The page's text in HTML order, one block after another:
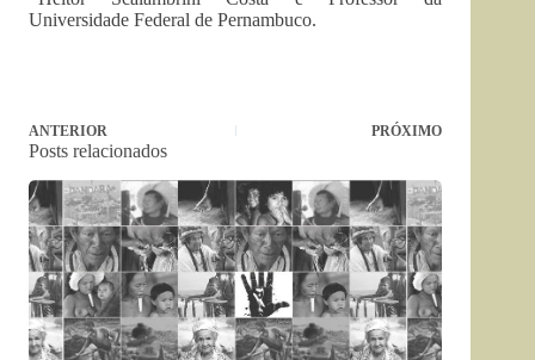
Universidade Federal de Pernambuco.
ANTERIOR PRÓXIMO
Posts relacionados